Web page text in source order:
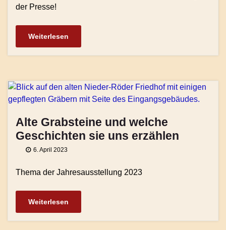
der Presse!
Weiterlesen
Alte Grabsteine und welche
Geschichten sie uns erzählen
6. April 2023
Thema der Jahresausstellung 2023
Weiterlesen